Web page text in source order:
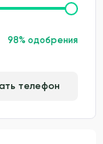
98% одобрения
телефон